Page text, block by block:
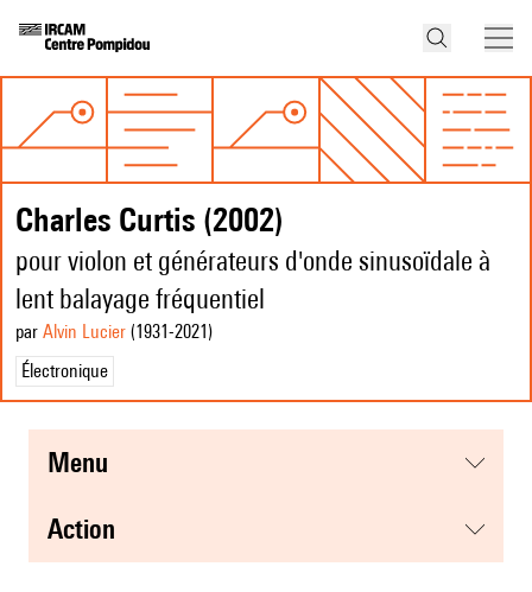
Charles Curtis (2002)
pour violon et générateurs d'onde sinusoïdale à
lent balayage fréquentiel
par Alvin Lucier (1931-2021 )
Électronique
menu
action